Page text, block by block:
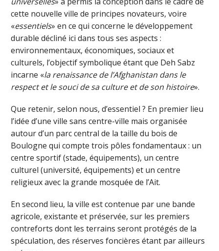
cette nouvelle ville de principes novateurs, voire
«essentiels» en ce qui concerne le développement
durable décliné ici dans tous ses aspects :
environnementaux, économiques, sociaux et
culturels, l’objectif symbolique étant que Deh Sabz
incarne «la renaissance de l’Afghanistan dans le
respect et le souci de sa culture et de son histoire».
Que retenir, selon nous, d’essentiel ? En premier lieu
l’idée d’une ville sans centre-ville mais organisée
autour d’un parc central de la taille du bois de
Boulogne qui compte trois pôles fondamentaux : un
centre sportif (stade, équipements), un centre
culturel (université, équipements) et un centre
religieux avec la grande mosquée de l’Ait.
En second lieu, la ville est contenue par une bande
agricole, existante et préservée, sur les premiers
contreforts dont les terrains seront protégés de la
spéculation, des réserves foncières étant par ailleurs